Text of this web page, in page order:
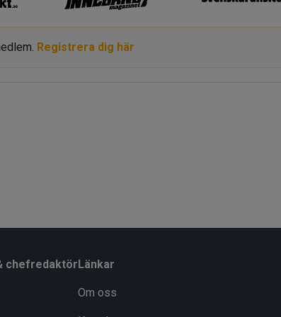
Registrera dig här
chefredaktör Länkar
Om oss